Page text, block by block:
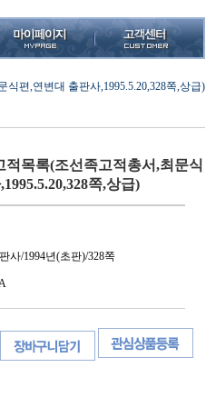
편,연변대 출판사,1995.5.20,328쪽,상급)
적목록(조선족고적총서,최문식
쪽,상급)
사/1994년(초판)/328쪽